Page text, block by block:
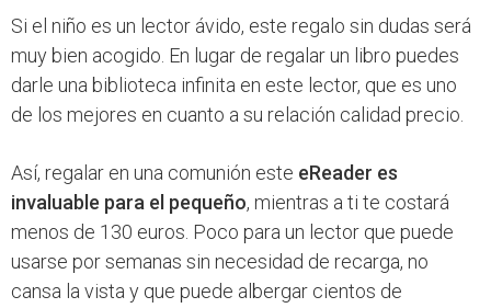
Si el niño es un lector ávido, este regalo sin dudas será
muy bien acogido. En lugar de regalar un libro puedes
darle una biblioteca infinita en este lector, que es uno
de los mejores en cuanto a su relación calidad precio.
Así, regalar en una comunión este eReader es
invaluable para el pequeño, mientras a ti te costará
menos de 130 euros. Poco para un lector que puede
usarse por semanas sin necesidad de recarga, no
cansa la vista y que puede albergar cientos de